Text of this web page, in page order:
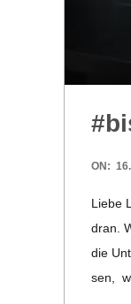
U
L
E
2020-
ON:
Liebe
dran.
die
sen,